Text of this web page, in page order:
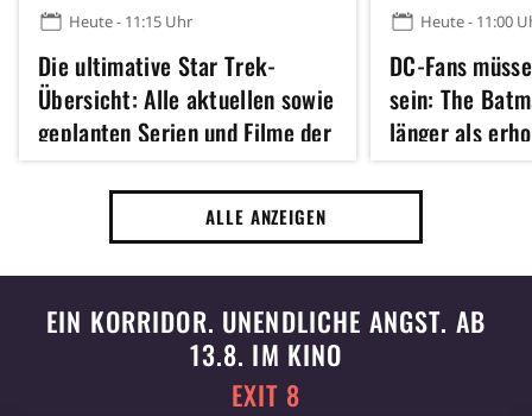
Heute - 11:15 Uhr
Die ultimative Star Trek-
Übersicht: Alle aktuellen sowie
geplanten Serien und Filme der
seit 60 Jahre laufenden Sci-Fi-
Heute - 11:00
DC-Fans
sein: The
länger als
ALLE ANZEIGEN
EIN KORRIDOR. UNENDLICHE ANGST. AB
13.8. IM KINO
EXIT 8